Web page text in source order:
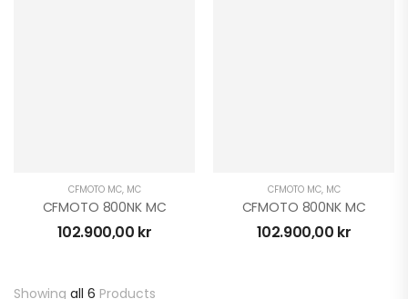
CFMOTO MC, MC
CFMOTO 800NK MC
102.900,00 kr
CFMOTO MC, MC
CFMOTO 800NK MC
102.900,00 kr
Showing all 6 Products